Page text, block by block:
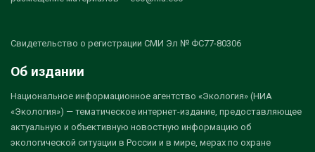
Свидетельство о регистрации СМИ Эл № ФС77-80306
Об издании
Национальное информационное агентство «Экология» (НИА
«Экология») — тематическое интернет-издание, предоставляющее
актуальную и объективную новостную информацию об
экологической ситуации в России и в мире, мерах по охране